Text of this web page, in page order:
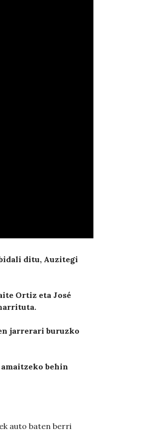
ditu, Auzitegi
Ortiz eta José
jarrerari buruzko
behin
auto baten berri